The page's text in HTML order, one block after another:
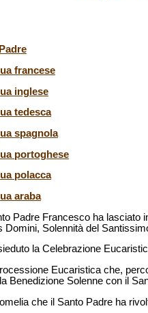
francese
inglese
tedesca
spagnola
portoghese
polacca
araba
Padre Francesco ha lasciato
Domini, Solennità del
la Celebrazione
Eucaristica che,
Benedizione Solenne con il
che il Santo Padre ha